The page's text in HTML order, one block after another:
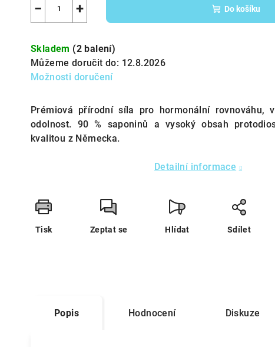
+
− Do košíku
Skladem (2 balení)
Můžeme doručit do: 12.8.2026
Možnosti doručení
Prémiová přírodní síla pro hormonální rovnováhu,
odolnost. 90 % saponinů a vysoký obsah
kvalitou z Německa.
Detailní informace
Tisk Zeptat se Hlídat Sdílet
Popis Hodnocení Diskuze